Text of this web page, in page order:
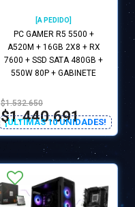
[A PEDIDO]
PC GAMER R5 5500 +
A520M + 16GB 2X8 + RX
7600 + SSD SATA 480GB +
550W 80P + GABINETE
$1.532.650
$1.440.691
¡ULTIMAS 10 UNIDADES!